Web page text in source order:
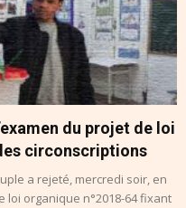
du projet de loi
circonscriptions
a rejeté, mercredi soir, en
organique n°2018-64 fixant